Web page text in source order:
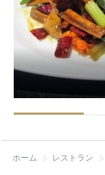
ホーム レストラン